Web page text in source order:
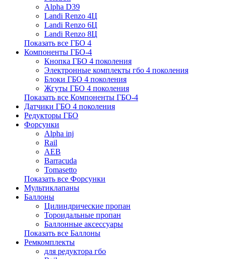
Alpha D39
Landi Renzo 4Ц
Landi Renzo 6Ц
Landi Renzo 8Ц
Показать все ГБО 4
Компоненты ГБО-4
Кнопка ГБО 4 поколения
Электронные комплекты гбо 4 поколения
Блоки ГБО 4 поколения
Жгуты ГБО 4 поколения
Показать все Компоненты ГБО-4
Датчики ГБО 4 поколения
Редукторы ГБО
Форсунки
Alpha inj
Rail
AEB
Barracuda
Tomasetto
Показать все Форсунки
Мультиклапаны
Баллоны
Цилиндрические пропан
Тороидальные пропан
Баллонные аксессуары
Показать все Баллоны
Ремкомплекты
для редуктора гбо